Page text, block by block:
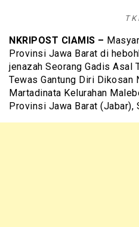
T K
NKRIPOST CIAMIS –
Provinsi Jawa Barat di
jenazah Seorang Gadis Asal
Tewas Gantung Diri Dikosan
Martadinata Kelurahan
Provinsi Jawa Barat (Jabar),